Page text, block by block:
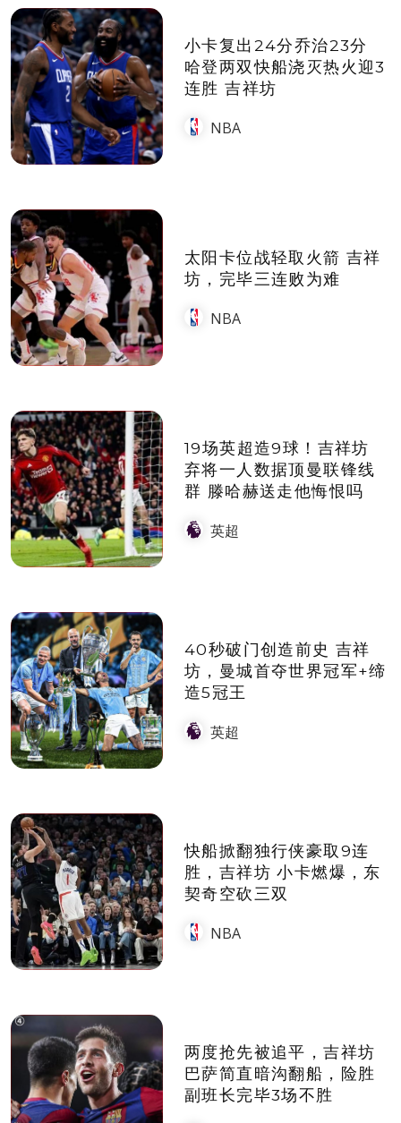
小卡复出24分乔治23分
哈登两双快船浇灭热火迎3
连胜 吉祥坊
NBA
太阳卡位战轻取火箭 吉祥
坊，完毕三连败为难
NBA
19场英超造9球！吉祥坊
弃将一人数据顶曼联锋线
群 滕哈赫送走他悔恨吗
英超
40秒破门创造前史 吉祥
坊，曼城首夺世界冠军+缔
造5冠王
英超
快船掀翻独行侠豪取9连
胜，吉祥坊 小卡燃爆，东
契奇空砍三双
NBA
两度抢先被追平，吉祥坊
巴萨简直暗沟翻船，险胜
副班长完毕3场不胜